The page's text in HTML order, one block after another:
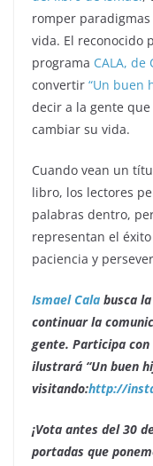
romper
vida. El reconocido
programa CALA, de
convertir “Un buen
decir a la gente
cambiar su vida.
Cuando vean un
libro, los lectores
palabras dentro,
representan el
paciencia y
Ismael Cala busca
continuar la
gente. Participa
ilustrará “Un buen
visitando:http://
¡Vota antes del 30
portadas que